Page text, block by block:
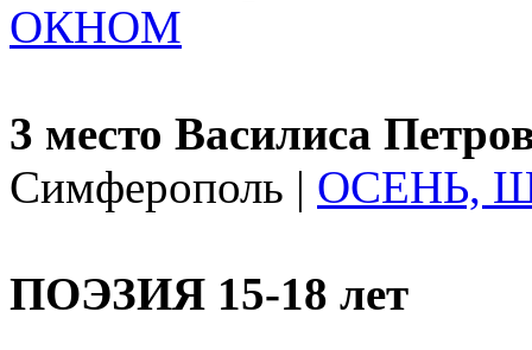
ОКНОМ
3 место Василиса
Симферополь | ОСЕНЬ,
ПОЭЗИЯ 15-18 лет